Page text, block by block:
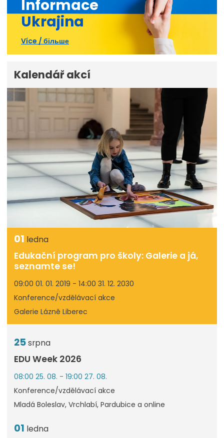
Informace
Ukrajina
Více / більше
Kalendář akcí
01 ledna
Edukační program pro školy: Galerie a já,
seznamte se!
09:00 01. 01. 2019 - 14:00 31. 12. 2030
Konference/vzdělávací akce
Galerie Lázně Liberec
25srpna
EDU Week 2026
08:00 25. 08. - 19:00 27. 08.
Konference/vzdělávací akce
Mladá Boleslav, Vrchlabí, Pardubice a online
01 ledna